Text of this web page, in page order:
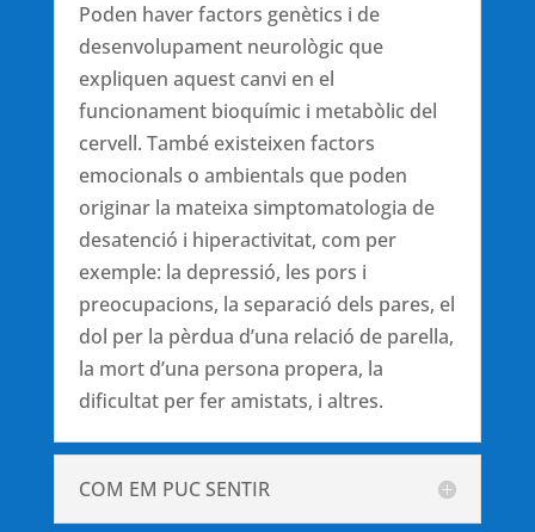
Poden haver factors genètics i de
desenvolupament neurològic que
expliquen aquest canvi en el
funcionament bioquímic i metabòlic del
cervell. També existeixen factors
emocionals o ambientals que poden
originar la mateixa simptomatologia de
desatenció i hiperactivitat, com per
exemple: la depressió, les pors i
preocupacions, la separació dels pares, el
dol per la pèrdua d’una relació de parella,
la mort d’una persona propera, la
dificultat per fer amistats, i altres.
COM EM PUC SENTIR